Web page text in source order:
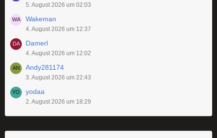
5. August 2026 um 02:03
Wakeman
4. August 2026 um 12:37
Damerl
4. August 2026 um 12:02
Andy281174
3. August 2026 um 22:43
yodaa
2. August 2026 um 18:29